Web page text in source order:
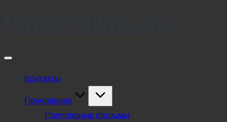
Контакты
Популярное
Популярные фильмы